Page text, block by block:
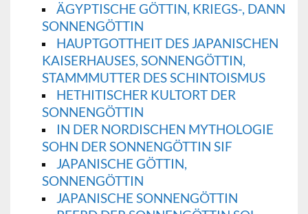
ÄGYPTISCHE GÖTTIN, KRIEGS-, DANN
SONNENGÖTTIN
HAUPTGOTTHEIT DES JAPANISCHEN
KAISERHAUSES, SONNENGÖTTIN,
STAMMMUTTER DES SCHINTOISMUS
HETHITISCHER KULTORT DER
SONNENGÖTTIN
IN DER NORDISCHEN MYTHOLOGIE
SOHN DER SONNENGÖTTIN SIF
JAPANISCHE GÖTTIN,
SONNENGÖTTIN
JAPANISCHE SONNENGÖTTIN